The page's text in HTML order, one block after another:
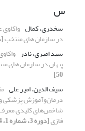
س
سخدری، کمال
در سازمان های منتخب
سید امیری، نادر
پنهان در سازمان های
50]
سیف الدین، امیر علی
درمان‌و‌آموزش پزشکی و
شاخص‌های کلیدی معرف
فازی[دوره 3، شماره 1، 1394، صفحه 51-74]